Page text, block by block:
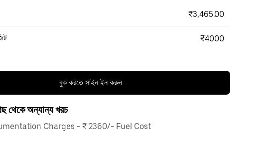
₹3,465.00
₹4000
বুক করতে সাইন ইন করুন
থেকে অন্যান্য খরচ
Charges - ₹ 2360/- Fuel Cost